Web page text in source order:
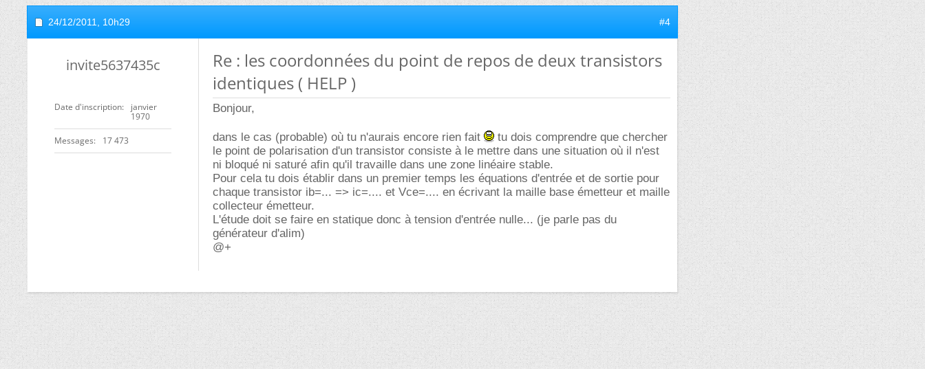
24/12/2011, 10h29 #4
invite5637435c
Date d'inscription
janvier
1970
Messages 17 473
Re : les coordonnées du point de repos de deux transistors
identiques ( HELP )
Bonjour,
dans le cas (probable) où tu n'aurais encore rien fait
tu dois comprendre que chercher
le point de polarisation d'un transistor consiste à le mettre dans une situation où il n'est
ni bloqué ni saturé afin qu'il travaille dans une zone linéaire stable.
Pour cela tu dois établir dans un premier temps les équations d'entrée et de sortie pour
chaque transistor ib=... => ic=.... et Vce=.... en écrivant la maille base émetteur et maille
collecteur émetteur.
L'étude doit se faire en statique donc à tension d'entrée nulle... (je parle pas du
générateur d'alim)
@+